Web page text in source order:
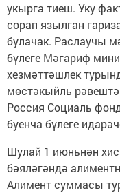
укырга тиеш. Уку
сорап язылган
булачак. Раслаучы
бүлеге Мәгариф
хезмәттәшлек
мөстәкыйль
Россия Социаль
буенча бүлеге
Шулай 1 июньнән
бәяләгәндә
Алимент суммасы